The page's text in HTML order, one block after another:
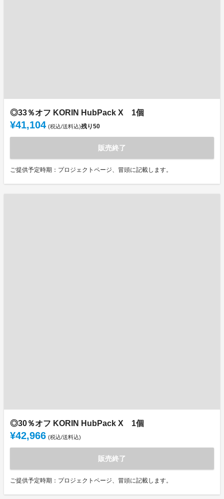
◎33％オフ KORIN HubPack X 1個
¥41,104 (税込/送料込)残り50
販売終了
ご提供予定時期：プロジェクトページ、冒頭に記載します。
◎30％オフ KORIN HubPack X 1個
¥42,966 (税込/送料込)
販売終了
ご提供予定時期：プロジェクトページ、冒頭に記載します。